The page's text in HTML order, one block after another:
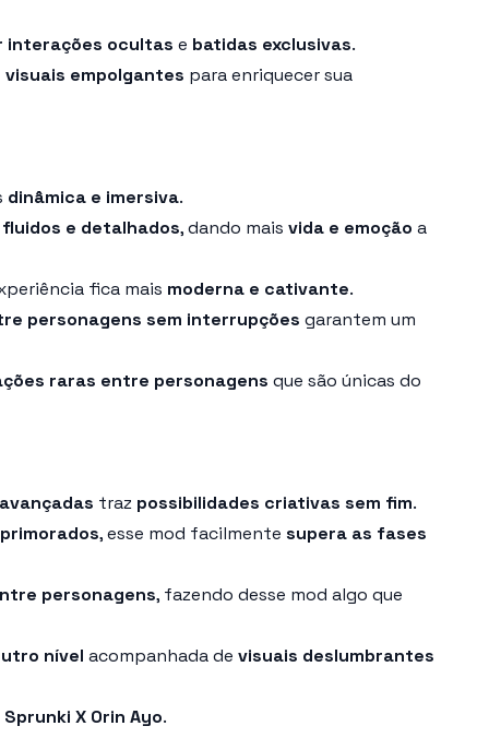
interações ocultas e batidas exclusivas.
empolgantes para enriquecer sua
dinâmica e imersiva.
e detalhados, dando mais vida e emoção a
fica mais moderna e cativante.
personagens sem interrupções garantem um
raras entre personagens que são únicas do
traz possibilidades criativas sem fim.
, esse mod facilmente supera as fases
personagens, fazendo desse mod algo que
nível acompanhada de visuais deslumbrantes
Sprunki X Orin Ayo.